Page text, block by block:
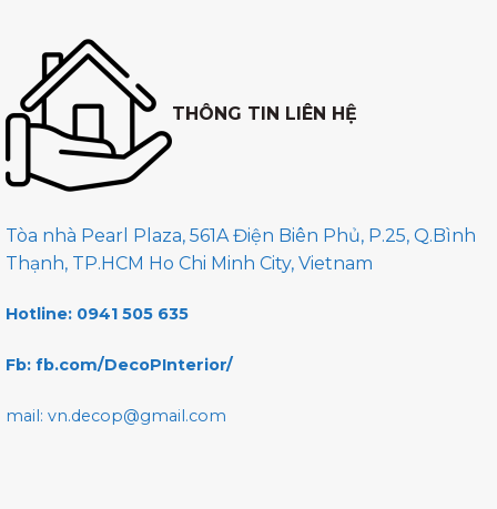
THÔNG TIN LIÊN HỆ
Tòa nhà Pearl Plaza, 561A Điện Biên Phủ, P.25, Q.Bình
Thạnh, TP.HCM Ho Chi Minh City, Vietnam
Hotline: 0941 505 635
Fb: fb.com/DecoPInterior/
mail: vn.decop@gmail.com